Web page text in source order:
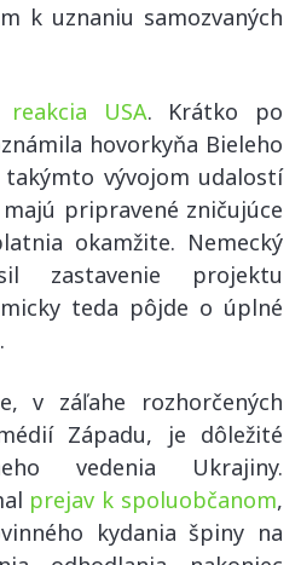
k uznaniu samozvaných
reakcia USA. Krátko po
hovorkyňa Bieleho
takýmto vývojom udalostí
pripravené zničujúce
okamžite. Nemecký
zastavenie projektu
teda pôjde o úplné
v záľahe rozhorčených
Západu, je dôležité
vedenia Ukrajiny.
prejav k spoluobčanom,
kydania špiny na